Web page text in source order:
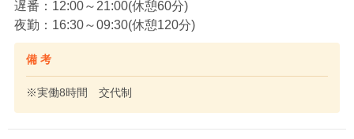
遅番：12:00～21:00(休憩60分)
夜勤：16:30～09:30(休憩120分)
備 考
※実働8時間 交代制